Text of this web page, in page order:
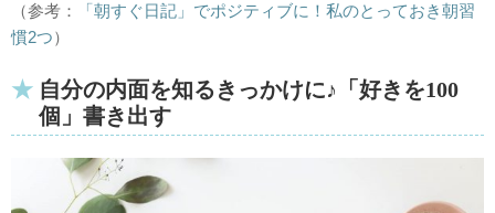
（参考：
「朝すぐ日記」でポジティブに！私のとっておき朝習
慣2つ）
自分の内面を知るきっかけに♪「好きを100
個」書き出す